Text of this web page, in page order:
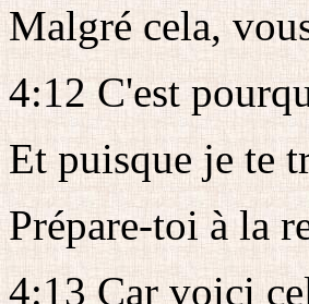
Malgré cela,
4:12 C'est
Et puisque je te
Prépare-toi à la
4:13 Car voici